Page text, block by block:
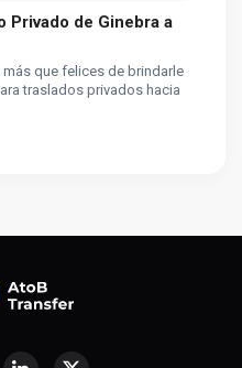
Privado de Ginebra a
más que felices de brindarle
traslados privados hacia